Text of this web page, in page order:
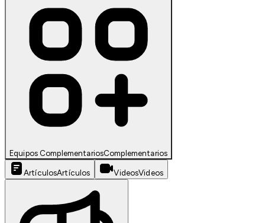
Equipos ComplementariosComplementarios
ArtículosArtículos VideosVideos